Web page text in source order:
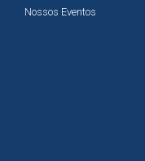
Nossos Eventos